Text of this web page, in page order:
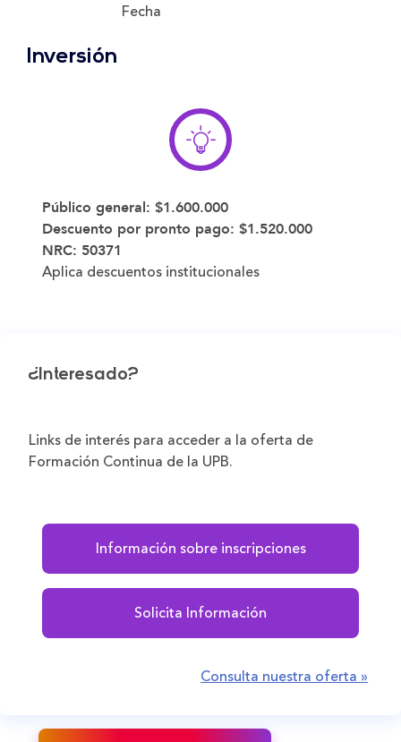
Fecha
Inversión
Público general: $1.600.000
Descuento por pronto pago: $1.520.000
NRC: 50371
Aplica descuentos institucionales
¿Interesado?
Links de interés para acceder a la oferta de
Formación Continua de la UPB.
Información sobre inscripciones
Solicita Información
Consulta nuestra oferta »